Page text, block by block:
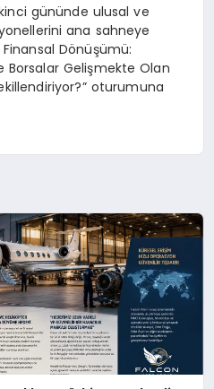
gününde ulusal ve
ana sahneye
Finansal Dönüşümü:
Borsalar Gelişmekte Olan
oturumuna